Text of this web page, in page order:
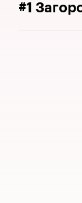
#1